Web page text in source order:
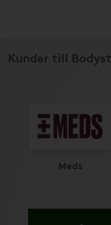
Kunder till
Meds